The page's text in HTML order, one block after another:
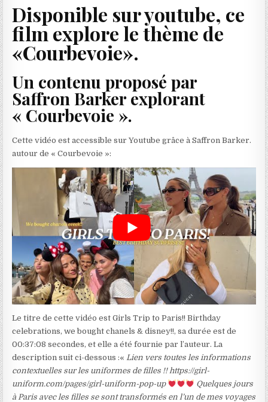
Disponible sur youtube, ce
film explore le thème de
«Courbevoie».
Un contenu proposé par
Saffron Barker explorant
« Courbevoie ».
Cette vidéo est accessible sur Youtube grâce à Saffron Barker.
autour de « Courbevoie »:
Le titre de cette vidéo est Girls Trip to Paris!! Birthday
celebrations, we bought chanels & disney!!, sa durée est de
00:37:08 secondes, et elle a été fournie par l’auteur. La
description suit ci-dessous :« Lien vers toutes les informations
contextuelles sur les uniformes de filles !! https://girl-
uniform.com/pages/girl-uniform-pop-up
Quelques jours
à Paris avec les filles se sont transformés en l’un de mes voyages